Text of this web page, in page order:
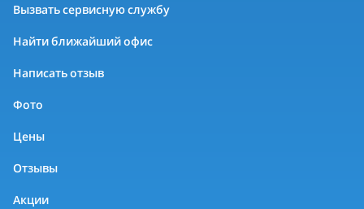
Вызвать сервисную службу
Найти ближайший офис
Написать отзыв
Фото
Цены
Отзывы
Акции